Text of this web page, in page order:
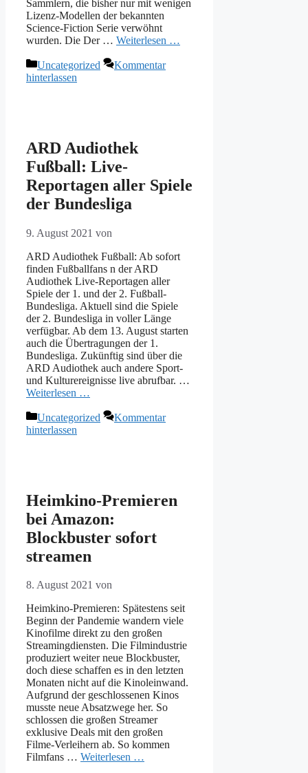
Sammlern, die bisher nur mit wenigen
Lizenz-Modellen der bekannten
Science-Fiction Serie verwöhnt
wurden. Die Der … Weiterlesen …
Kategorien
Uncategorized
Kommentar
hinterlassen
ARD Audiothek
Fußball: Live-
Reportagen aller Spiele
der Bundesliga
9. August 2021 von
ARD Audiothek Fußball: Ab sofort
finden Fußballfans n der ARD
Audiothek Live-Reportagen aller
Spiele der 1. und der 2. Fußball-
Bundesliga. Aktuell sind die Spiele
der 2. Bundesliga in voller Länge
verfügbar. Ab dem 13. August starten
auch die Übertragungen der 1.
Bundesliga. Zukünftig sind über die
ARD Audiothek auch andere Sport-
und Kulturereignisse live abrufbar. …
Weiterlesen …
Kategorien
Uncategorized
Kommentar
hinterlassen
Heimkino-Premieren
bei Amazon:
Blockbuster sofort
streamen
8. August 2021 von
Heimkino-Premieren: Spätestens seit
Beginn der Pandemie wandern viele
Kinofilme direkt zu den großen
Streamingdiensten. Die Filmindustrie
produziert weiter neue Blockbuster,
doch diese schaffen es in den letzten
Monaten nicht auf die Kinoleinwand.
Aufgrund der geschlossenen Kinos
musste neue Absatzwege her. So
schlossen die großen Streamer
exklusive Deals mit den großen
Filme-Verleihern ab. So kommen
Filmfans … Weiterlesen …